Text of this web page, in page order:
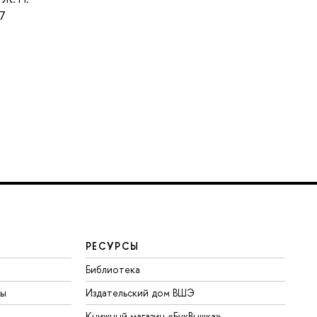
РЕСУРСЫ
Библиотека
Издательский дом ВШЭ